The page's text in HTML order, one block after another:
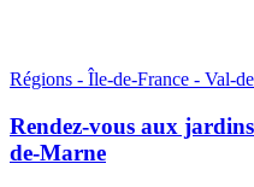
Régions - Île-de-France - Val-
Rendez-vous aux
de-Marne